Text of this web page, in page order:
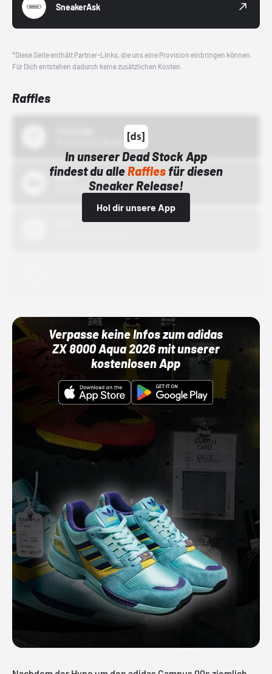
SneakerAsk
*Diese Seite enthält Partner-Links, die uns eine Provision einbringen können.
Für Dich entstehen dadurch keine zusätzlichen Kosten.
Raffles
In unserer Dead Stock App
findest du alleRafflesfür diesen
Sneaker Release!
Hol dir unsere App
Bstn
01.10.22 00:00 Uhr
Verpasse keine Infos zum adidas
ZX 8000 Aqua 2026 mit unserer
kostenlosen App